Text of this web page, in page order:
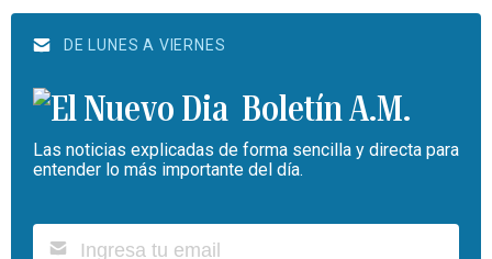
DE LUNES A VIERNES
Boletín A.M.
Las noticias explicadas de forma sencilla y directa para
entender lo más importante del día.